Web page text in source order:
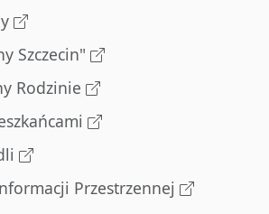
Szczecin"
Rodzinie
Przestrzennej